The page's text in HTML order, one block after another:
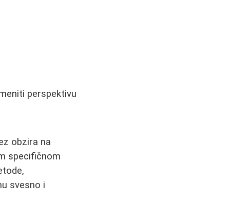
perspektivu
obzira na
specifičnom
svesno i